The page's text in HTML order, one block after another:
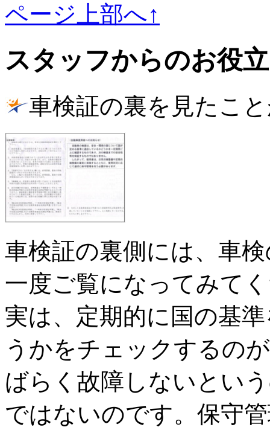
ページ上部へ↑
スタッフからのお役
車検証の裏を見たこ
車検証の裏側には、車
一度ご覧になってみて
実は、定期的に国の基
うかをチェックするの
ばらく故障しないとい
ではないのです。保守